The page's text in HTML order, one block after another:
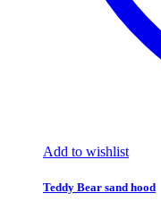
Add to wishlist
Teddy Bear sand hood